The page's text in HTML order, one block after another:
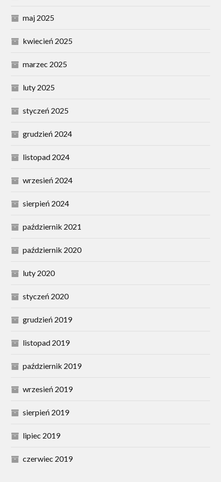
maj 2025
kwiecień 2025
marzec 2025
luty 2025
styczeń 2025
grudzień 2024
listopad 2024
wrzesień 2024
sierpień 2024
październik 2021
październik 2020
luty 2020
styczeń 2020
grudzień 2019
listopad 2019
październik 2019
wrzesień 2019
sierpień 2019
lipiec 2019
czerwiec 2019